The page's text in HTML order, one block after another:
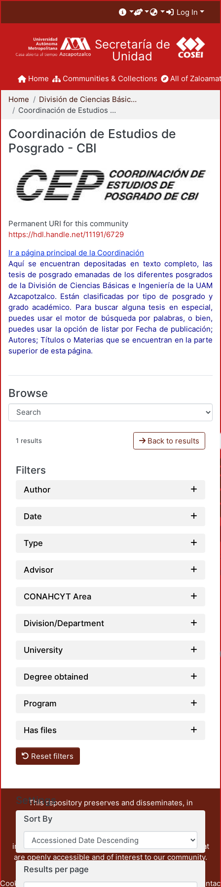
Log In
Secretaría de
Unidad
Home Communities & Collections All of
Home
División de Ciencias Básicas e Ingeniería
Coordinación de Estudios de Posgrado - CBI
Coordinación de Estudios de
Posgrado - CBI
Permanent URI for this community
https://hdl.handle.net/11191/6729
Ir a página principal de la Coordinación
Aquí se encuentran depositadas en texto completo, las
tesis de posgrado emanadas de los diferentes posgrados
de la División de Ciencias Básicas e Ingeniería de la UAM
Azcapotzalco. Están clasificadas por tipo de posgrado y
grado académico. Para buscar alguna tesis en especial,
puedes usar el motor de búsqueda por palabras, o bien,
puedes usar la opción de listar por Fecha de publicación;
Autores; Títulos o Materias que se encuentran en la parte
superior de esta página.
Browse
1 results Back to results
Filters
Author
Date
Type
Advisor
CONAHCYT Area
Division/Department
University
Degree obtained
Program
Has files
Reset filters
Settings
Sort By
Results per page
This repository preserves and disseminates, in
unrestricted open access, the teaching and research
output of UAM Azcapotzalco. It also includes some
administrative and graphic documents from the
institution, as well as content from other institutions that
are openly accessible and of interest to our community.
Cookie Privacy End User Send